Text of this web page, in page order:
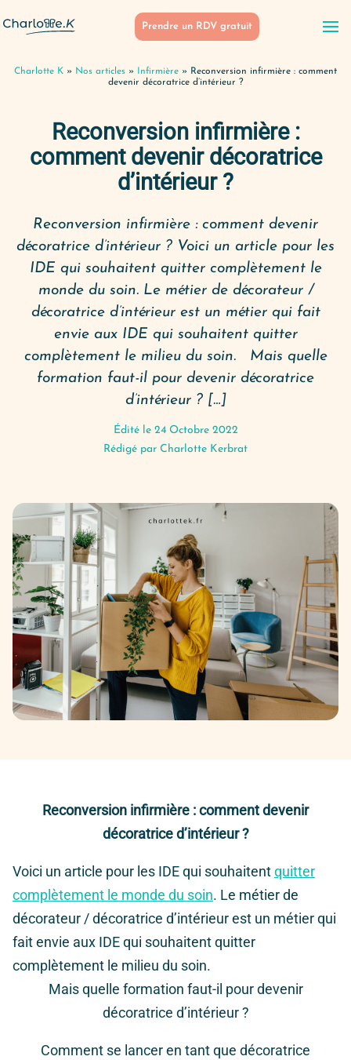
Prendre un RDV gratuit
Charlotte K » Nos articles » Infirmière » Reconversion infirmière : comment
devenir décoratrice d’intérieur ?
Reconversion infirmière :
comment devenir décoratrice
d’intérieur ?
Reconversion infirmière : comment devenir
décoratrice d’intérieur ? Voici un article pour les
IDE qui souhaitent quitter complètement le
monde du soin. Le métier de décorateur /
décoratrice d’intérieur est un métier qui fait
envie aux IDE qui souhaitent quitter
complètement le milieu du soin. Mais quelle
formation faut-il pour devenir décoratrice
d’intérieur ? […]
Édité le 24 Octobre 2022
Rédigé par Charlotte Kerbrat
Reconversion infirmière : comment devenir
décoratrice d’intérieur ?
Voici un article pour les IDE qui souhaitentquitter
complètement le monde du soin. Le métier de
décorateur / décoratrice d’intérieur est un métier qui
fait envie aux IDE qui souhaitent quitter
complètement le milieu du soin.
Mais quelle formation faut-il pour devenir
décoratrice d’intérieur ?
Comment se lancer en tant que décoratrice